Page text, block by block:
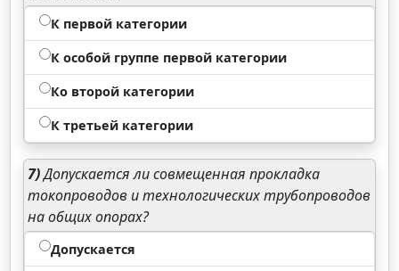
К первой категории
К особой группе первой категории
Ко второй категории
К третьей категории
7)Допускается ли совмещенная прокладка
токопроводов и технологических трубопроводов
на общих опорах?
Допускается